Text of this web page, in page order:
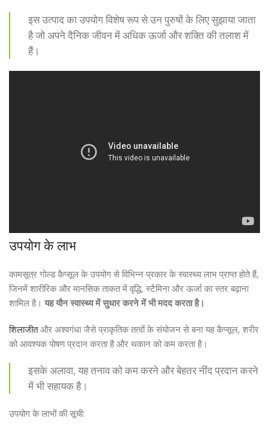
इस उत्पाद का उपयोग विशेष रूप से उन पुरुषों के लिए सुझाया जाता
है जो अपने दैनिक जीवन में अधिक ऊर्जा और शक्ति की तलाश में
हैं।
उपयोग के लाभ
कामसूत्र गोल्ड कैप्सूल के उपयोग से विभिन्न प्रकार के स्वास्थ्य लाभ प्राप्त होते हैं,
जिनमें शारीरिक और मानसिक ताकत में वृद्धि, स्टैमिना और ऊर्जा का स्तर बढ़ाना
शामिल है। यह यौन स्वास्थ्य में सुधार करने में भी मदद करता है।
शिलाजीतऔर अश्वगंधा जैसे प्राकृतिक तत्वों के संयोजन से बना यह कैप्सूल, शरीर
को आवश्यक पोषण प्रदान करता है और थकान को कम करता है।
इसके अलावा, यह तनाव को कम करने और बेहतर नींद प्रदान करने
में भी सहायक है।
उपयोग के लाभों की सूची: